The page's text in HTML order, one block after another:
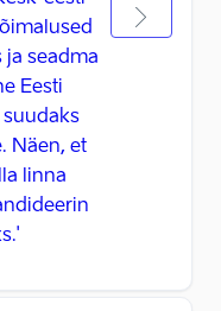
seadma
Eesti
suudaks
Näen, et
linna